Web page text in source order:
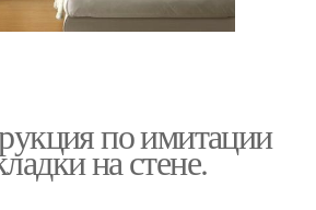
по имитации
на стене.